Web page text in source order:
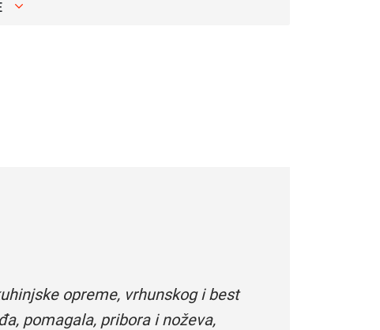
opreme, vrhunskog i best
pomagala, pribora i noževa,